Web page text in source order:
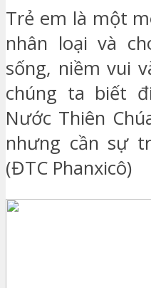
Trẻ em là một
nhân loại và
sống, niềm vui
chúng ta biết
Nước Thiên
nhưng cần sự
(ĐTC Phanxicô)